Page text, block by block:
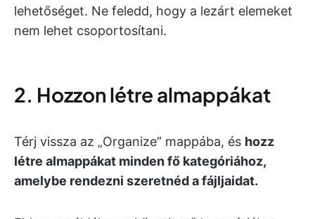
lehetőséget. Ne feledd, hogy a lezárt elemeket
nem lehet csoportosítani.
2. Hozzon létre almappákat
Térj vissza az „Organize” mappába, és hozz
létre almappákat minden fő kategóriához,
amelybe rendezni szeretnéd a fájljaidat.